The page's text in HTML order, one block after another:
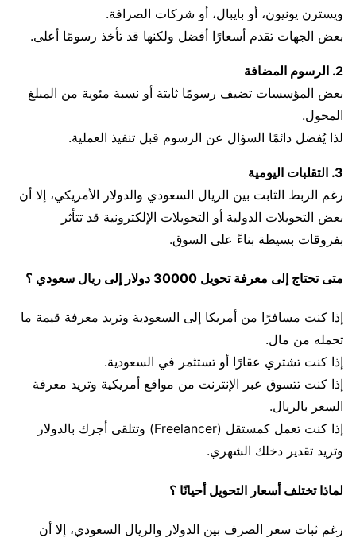
ويسترن يونيون، أو بايبال، أو شركات الصرافة.
بعض الجهات تقدم أسعارًا أفضل ولكنها قد تأخذ رسومًا أعلى.
2. الرسوم المضافة
بعض المؤسسات تضيف رسومًا ثابتة أو نسبة مئوية من المبلغ
المحول.
لذا يُفضل دائمًا السؤال عن الرسوم قبل تنفيذ العملية.
3. التقلبات اليومية
رغم الربط الثابت بين الريال السعودي والدولار الأمريكي، إلا أن
بعض التحويلات الدولية أو التحويلات الإلكترونية قد تتأثر
بفروقات بسيطة بناءً على السوق.
متى تحتاج إلى معرفة تحويل 30000 دولار إلى ريال سعودي ؟
إذا كنت مسافرًا من أمريكا إلى السعودية وتريد معرفة قيمة ما
تحمله من مال.
إذا كنت تشتري عقارًا أو تستثمر في السعودية.
إذا كنت تتسوق عبر الإنترنت من مواقع أمريكية وتريد معرفة
السعر بالريال.
إذا كنت تعمل كمستقل (Freelancer) وتتلقى أجرك بالدولار
وتريد تقدير دخلك الشهري.
لماذا تختلف أسعار التحويل أحيانًا ؟
رغم ثبات سعر الصرف بين الدولار والريال السعودي، إلا أن